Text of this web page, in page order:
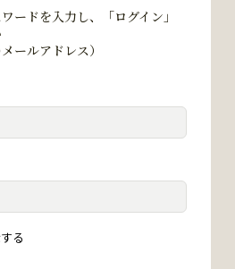
ードを入力し、「ログイン」
ールアドレス）
る